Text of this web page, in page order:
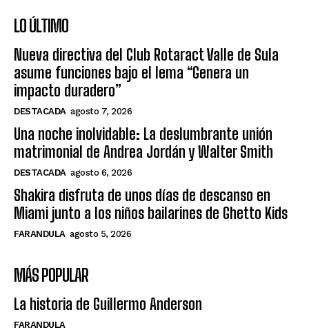
LO ÚLTIMO
Nueva directiva del Club Rotaract Valle de Sula
asume funciones bajo el lema “Genera un
impacto duradero”
DESTACADA agosto 7, 2026
Una noche inolvidable: La deslumbrante unión
matrimonial de Andrea Jordán y Walter Smith
DESTACADA agosto 6, 2026
Shakira disfruta de unos días de descanso en
Miami junto a los niños bailarines de Ghetto Kids
FARANDULA agosto 5, 2026
MÁS POPULAR
La historia de Guillermo Anderson
FARANDULA